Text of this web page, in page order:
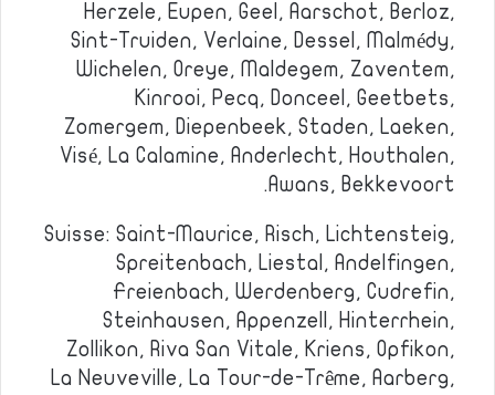
Herzele, Eupen, Geel, Aarschot, Berloz,
Sint-Truiden, Verlaine, Dessel, Malmédy,
Wichelen, Oreye, Maldegem, Zaventem,
Kinrooi, Pecq, Donceel, Geetbets,
Zomergem, Diepenbeek, Staden, Laeken,
Visé, La Calamine, Anderlecht, Houthalen,
Awans, Bekkevoort.
Suisse: Saint-Maurice, Risch, Lichtensteig,
Spreitenbach, Liestal, Andelfingen,
Freienbach, Werdenberg, Cudrefin,
Steinhausen, Appenzell, Hinterrhein,
Zollikon, Riva San Vitale, Kriens, Opfikon,
La Neuveville, La Tour-de-Trême, Aarberg,